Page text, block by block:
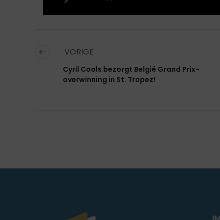
VORIGE
Cyril Cools bezorgt België Grand Prix-
overwinning in St. Tropez!